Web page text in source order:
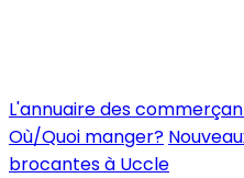
L'annuaire des
Où/Quoi manger?
brocantes à Uccle